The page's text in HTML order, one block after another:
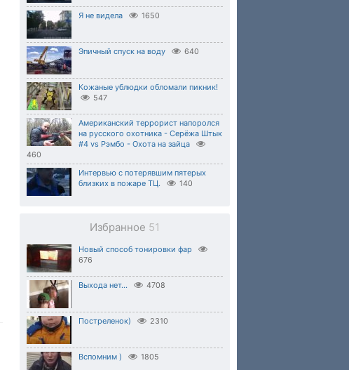
Я не видела 1650
Эпичный спуск на воду 640
Кожаные ублюдки обломали пикник!
547
Американский террорист напоролся
на русского охотника - Серёжа Штык
#4 vs Рэмбо - Охота на зайца
460
Интервью с потерявшим пятерых
близких в пожаре ТЦ.
140
Избранное 51
Новый способ тонировки фар
676
Выхода нет... 4708
Постреленок) 2310
Вспомним ) 1805